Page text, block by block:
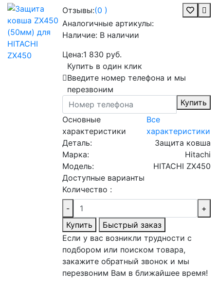
Отзывы:(0 )
Аналогичные артикулы:
Наличие: В наличии
Цена:1 830 руб.
Купить в один клик
Введите номер телефона и мы
перезвоним
Купить
Основные
характеристики
Все
характеристики
Деталь:
Защита ковша
Марка:
Hitachi
Модель:
HITACHI ZX450
Доступные варианты
Количество :
-
+
Купить
Быстрый заказ
Если у вас возникли трудности с
подбором или поиском товара,
закажите обратный звонок и мы
перезвоним Вам в ближайшее время!